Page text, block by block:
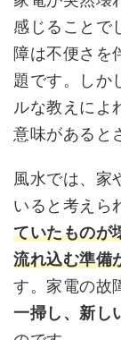
感じることで
障は不便さを
題です。しか
ルな教えによ
意味があると
風水では、家
いると考えら
ていたものが
流れ込む準備
す。家電の故
一掃し、新し